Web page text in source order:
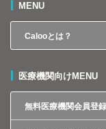
MENU
Calooとは？
医療機関向けMENU
無料医療機関会員登